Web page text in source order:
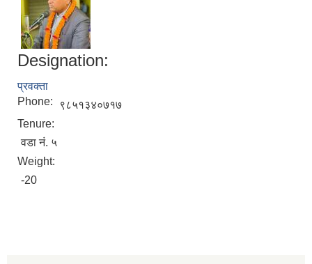
Designation:
प्रवक्ता
Phone:
९८५१३४०७१७
Tenure:
वडा नं. ५
Weight:
-20